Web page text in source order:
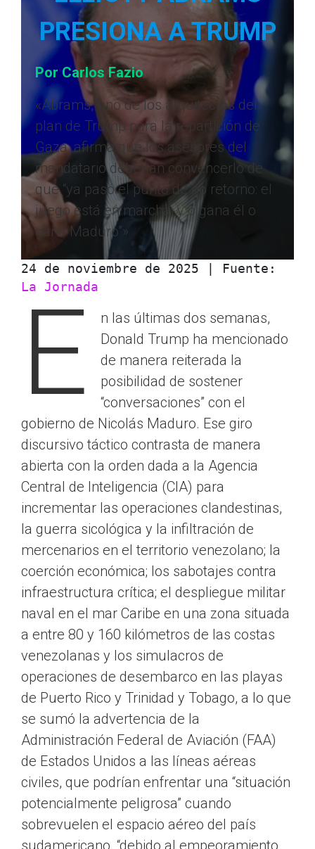
PRESIONA A TRUMP
Por Carlos Fazio
«Abrams, uno de los arquitectos del
plan de Trump para la repartición de
Gaza, afirma que los asesores del
mandatario deberían convencerlo de
que “ya pasó el punto de no retorno: el
juego está en marcha, y o gana él o
gana Maduro”»
La Jornada
E
n las últimas dos semanas,
Donald Trump ha mencionado
de manera reiterada la
posibilidad de sostener
“conversaciones” con el
gobierno de Nicolás Maduro. Ese giro
discursivo táctico contrasta de manera
abierta con la orden dada a la Agencia
Central de Inteligencia (CIA) para
incrementar las operaciones clandestinas,
la guerra sicológica y la infiltración de
mercenarios en el territorio venezolano; la
coerción económica; los sabotajes contra
infraestructura crítica; el despliegue militar
naval en el mar Caribe en una zona situada
a entre 80 y 160 kilómetros de las costas
venezolanas y los simulacros de
operaciones de desembarco en las playas
de Puerto Rico y Trinidad y Tobago, a lo que
se sumó la advertencia de la
Administración Federal de Aviación (FAA)
de Estados Unidos a las líneas aéreas
civiles, que podrían enfrentar una “situación
potencialmente peligrosa” cuando
sobrevuelen el espacio aéreo del país